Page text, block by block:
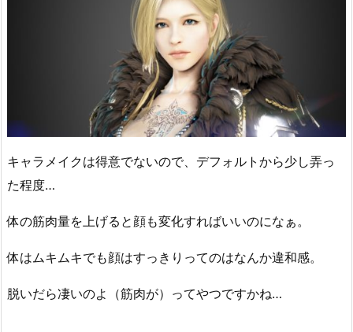
キャラメイクは得意でないので、デフォルトから少し弄っ
た程度…
体の筋肉量を上げると顔も変化すればいいのになぁ。
体はムキムキでも顔はすっきりってのはなんか違和感。
脱いだら凄いのよ（筋肉が）ってやつですかね…